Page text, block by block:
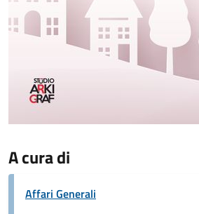
A cura di
Affari Generali